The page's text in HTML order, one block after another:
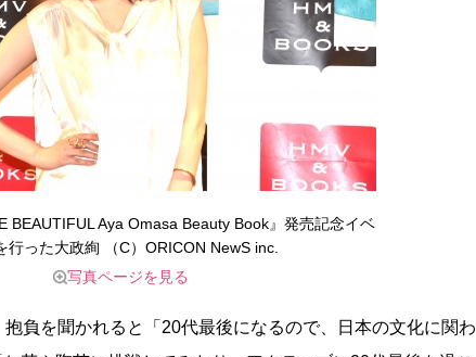
BEAUTIFUL Aya Omasa Beauty Book』発売記念イベ
行った大政絢 （C）ORICON NewS inc.
写真ページを見る
負を聞かれると「20代最後になるので、日本の文化に関わ